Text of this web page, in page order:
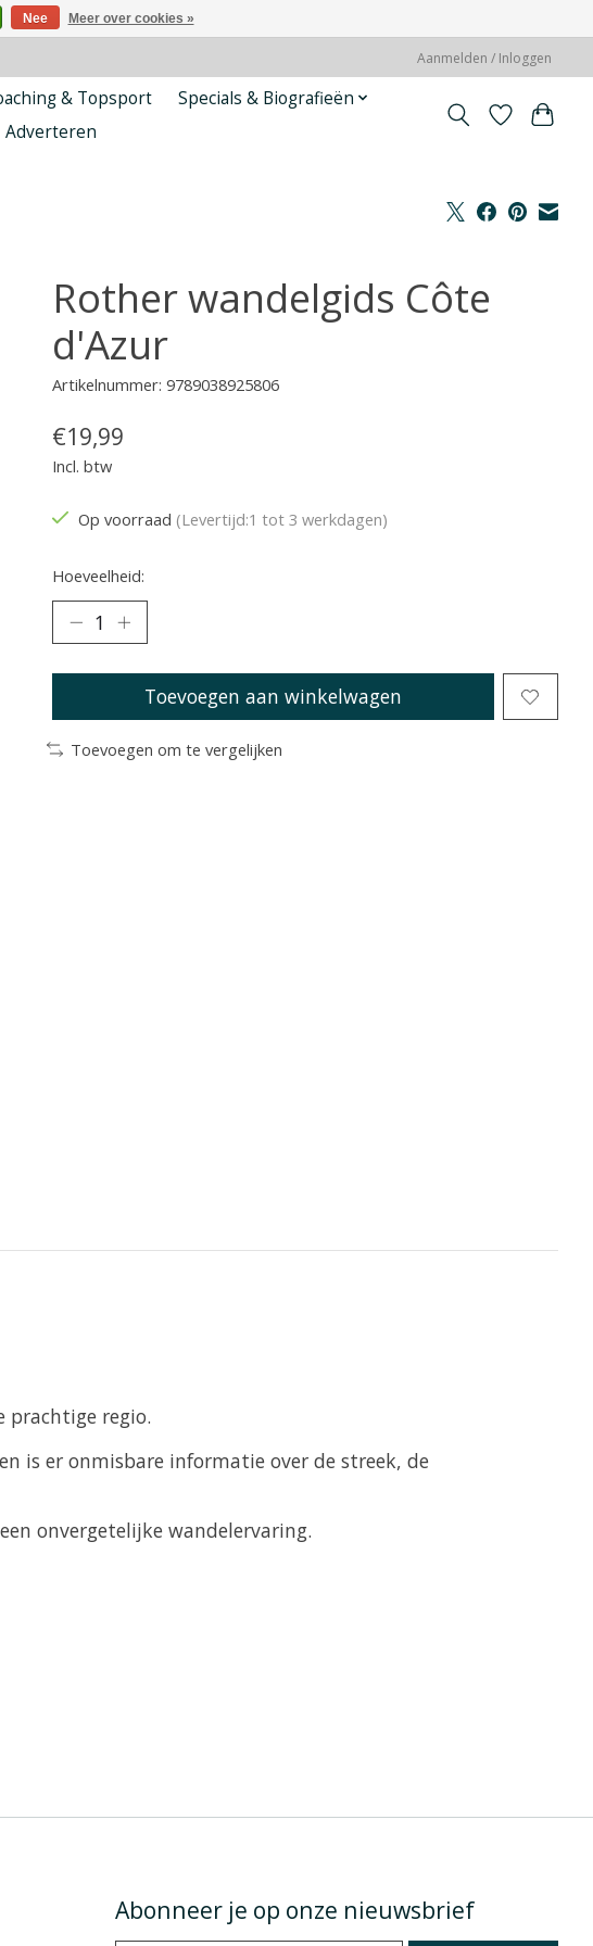
Aanmelden / Inloggen
& Topsport
Specials & Biografieën
Adverteren
Rother wandelgids Côte
d'Azur
Artikelnummer: 9789038925806
€19,99
Incl. btw
Op voorraad (Levertijd:1 tot 3 werkdagen)
Hoeveelheid:
Toevoegen aan winkelwagen
Toevoegen om te vergelijken
prachtige regio.
is er onmisbare informatie over de streek, de
onvergetelijke wandelervaring.
Abonneer je op onze nieuwsbrief
Nee Meer over cookies »